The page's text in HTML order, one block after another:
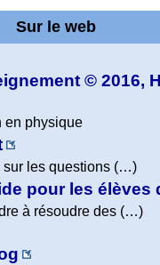
Sur le web
© 2016,
en physique
sur les questions (…)
pour les élèves
à résoudre des (…)